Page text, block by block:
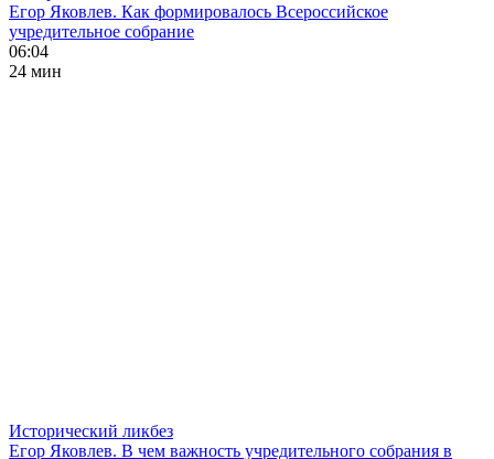
Егор Яковлев. Как формировалось Всероссийское
учредительное собрание
06:04
24 мин
Исторический ликбез
Егор Яковлев. В чем важность учредительного собрания в